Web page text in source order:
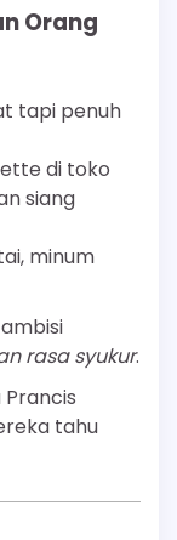
Orang
tapi penuh
di toko
siang
minum
rasa syukur.
tahu